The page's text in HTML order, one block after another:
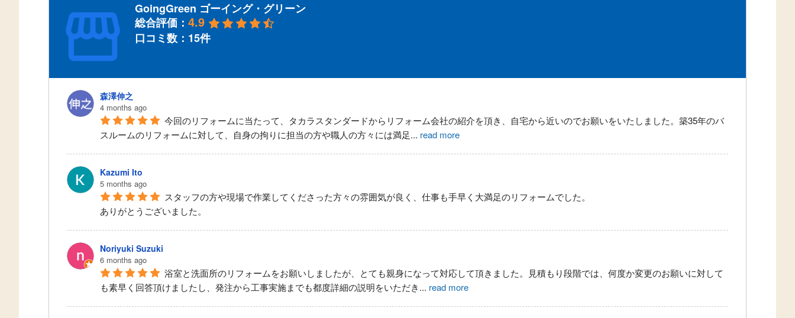
GoingGreen ゴーイング・グリーン
総合評価： 4.9
口コミ数：15件
森澤伸之
4 months ago
今回のリフォームに当たって、タカラスタンダードからリフォーム会社の紹介を頂き、自宅から近いのでお願いをいたしました。築35年のバ
スルームのリフォームに対して、自身の拘りに担当の方や職人の方々には満足... read more
Kazumi Ito
5 months ago
スタッフの方や現場で作業してくださった方々の雰囲気が良く、仕事も手早く大満足のリフォームでした。
ありがとうございました。
Noriyuki Suzuki
6 months ago
浴室と洗面所のリフォームをお願いしましたが、とても親身になって対応して頂きました。見積もり段階では、何度か変更のお願いに対して
も素早く回答頂けましたし、発注から工事実施までも都度詳細の説明をいただき... read more